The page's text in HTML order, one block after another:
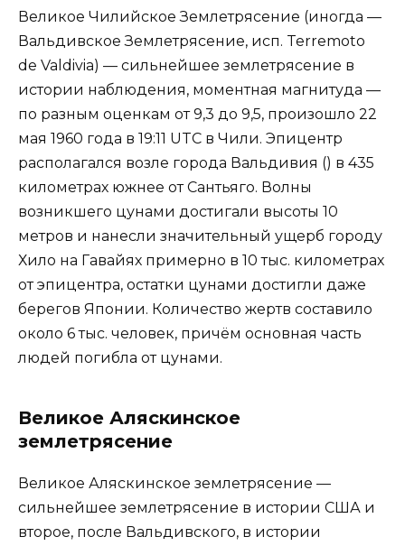
Великое Чилийское Землетрясение (иногда —
Вальдивское Землетрясение, исп. Terremoto
de Valdivia) — сильнейшее землетрясение в
истории наблюдения, моментная магнитуда —
по разным оценкам от 9,3 до 9,5, произошло 22
мая 1960 года в 19:11 UTC в Чили. Эпицентр
располагался возле города Вальдивия () в 435
километрах южнее от Сантьяго. Волны
возникшего цунами достигали высоты 10
метров и нанесли значительный ущерб городу
Хило на Гавайях примерно в 10 тыс. километрах
от эпицентра, остатки цунами достигли даже
берегов Японии. Количество жертв составило
около 6 тыс. человек, причём основная часть
людей погибла от цунами.
Великое Аляскинское
землетрясение
Великое Аляскинское землетрясение —
сильнейшее землетрясение в истории США и
второе, после Вальдивского, в истории